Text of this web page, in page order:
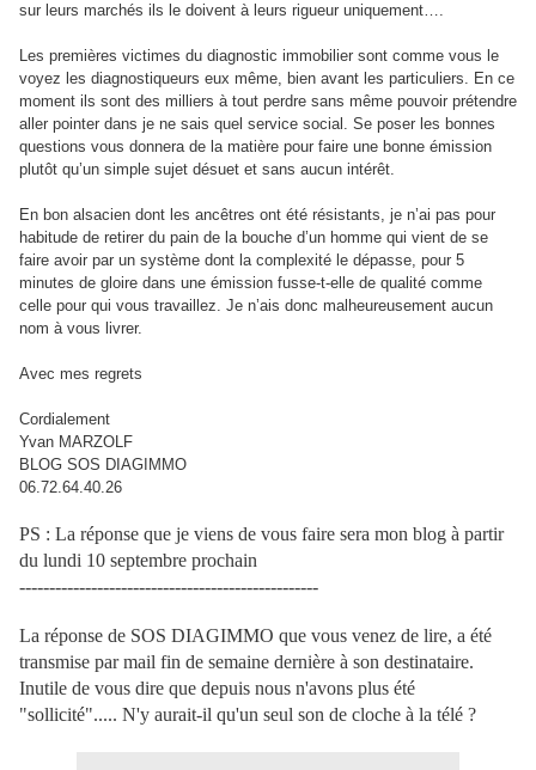
sur leurs marchés ils le doivent à leurs rigueur uniquement….
Les premières victimes du diagnostic immobilier sont comme vous le
voyez les diagnostiqueurs eux même, bien avant les particuliers. En ce
moment ils sont des milliers à tout perdre sans même pouvoir prétendre
aller pointer dans je ne sais quel service social. Se poser les bonnes
questions vous donnera de la matière pour faire une bonne émission
plutôt qu’un simple sujet désuet et sans aucun intérêt.
En bon alsacien dont les ancêtres ont été résistants, je n’ai pas pour
habitude de retirer du pain de la bouche d’un homme qui vient de se
faire avoir par un système dont la complexité le dépasse, pour 5
minutes de gloire dans une émission fusse-t-elle de qualité comme
celle pour qui vous travaillez. Je n’ais donc malheureusement aucun
nom à vous livrer.
Avec mes regrets
Cordialement
Yvan MARZOLF
BLOG SOS DIAGIMMO
06.72.64.40.26
PS : La réponse que je viens de vous faire sera mon blog à partir
du lundi 10 septembre prochain
--------------------------------------------------
La réponse de SOS DIAGIMMO que vous venez de lire, a été
transmise par mail fin de semaine dernière à son destinataire.
Inutile de vous dire que depuis nous n'avons plus été
"sollicité"..... N'y aurait-il qu'un seul son de cloche à la télé ?